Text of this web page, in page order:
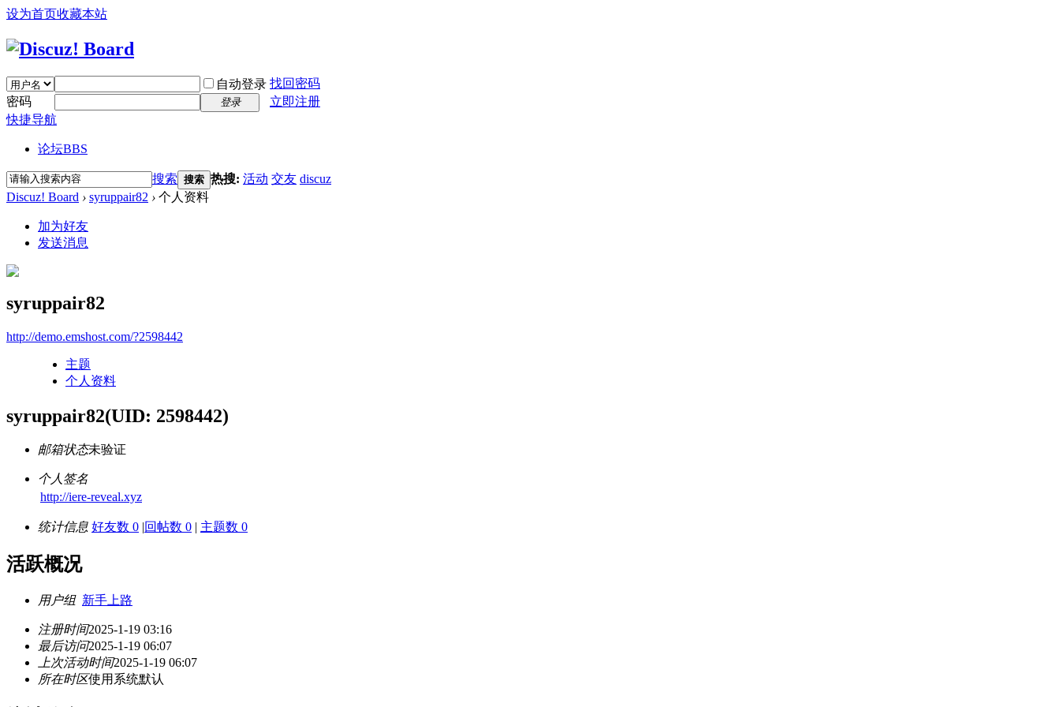
设为首页收藏本站
自动登录 找回密码
密码
登录
立即注册
快捷导航
论坛BBS
搜索 搜索 热搜: 活动 交友 discuz
Discuz! Board › syruppair82 › 个人资料
加为好友
发送消息
syruppair82
http://demo.emshost.com/?2598442
主题
个人资料
syruppair82(UID: 2598442)
邮箱状态未验证
个人签名
http://iere-reveal.xyz
统计信息 好友数 0 |回帖数 0 | 主题数 0
活跃概况
用户组 新手上路
注册时间2025-1-19 03:16
最后访问2025-1-19 06:07
上次活动时间2025-1-19 06:07
所在时区使用系统默认